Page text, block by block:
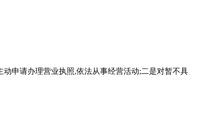
申请办理营业执照,依法从事经营活动;二是对暂不具